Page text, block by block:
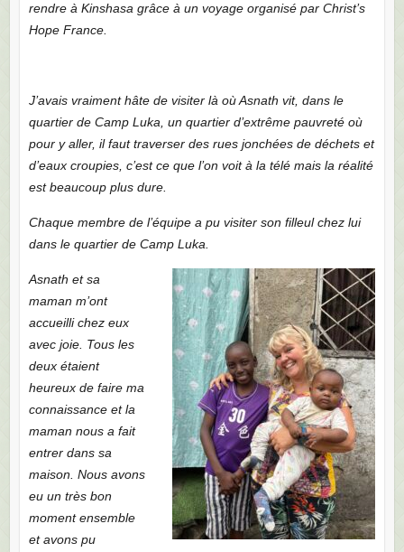
rendre à Kinshasa grâce à un voyage organisé par Christ’s
Hope France.
J’avais vraiment hâte de visiter là où Asnath vit, dans le
quartier de Camp Luka, un quartier d’extrême pauvreté où
pour y aller, il faut traverser des rues jonchées de déchets et
d’eaux croupies, c’est ce que l’on voit à la télé mais la réalité
est beaucoup plus dure.
Chaque membre de l’équipe a pu visiter son filleul chez lui
dans le quartier de Camp Luka.
Asnath et sa
maman m’ont
accueilli chez eux
avec joie. Tous les
deux étaient
heureux de faire ma
connaissance et la
maman nous a fait
entrer dans sa
maison. Nous avons
eu un très bon
moment ensemble
et avons pu